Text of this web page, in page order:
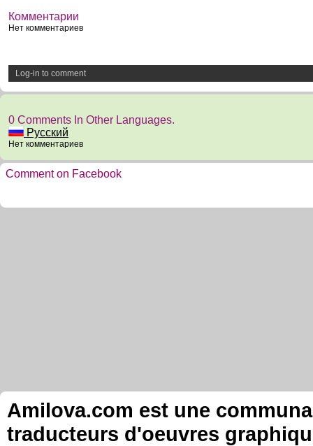
Комментарии
Нет комментариев
Log-in to comment
0 Comments In Other Languages.
Русский
Нет комментариев
Comment on Facebook
Amilova.com est une
traducteurs d'oeuvres